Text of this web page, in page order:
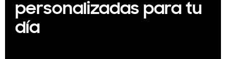
personalizadas para tu
día